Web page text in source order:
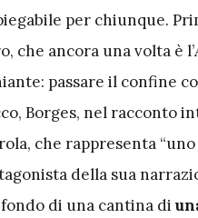
per chiunque.
che ancora una volta è l’
passare il confine
Borges, nel racconto
che rappresenta
della sua
di una cantina di